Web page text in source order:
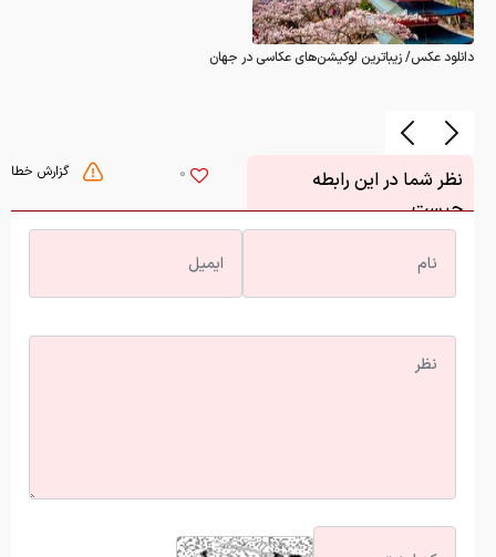
دانلود عکس/ زیباترین لوکیشن‌های عکاسی در جهان
گزارش خطا 0
نظر شما در این رابطه
چیست